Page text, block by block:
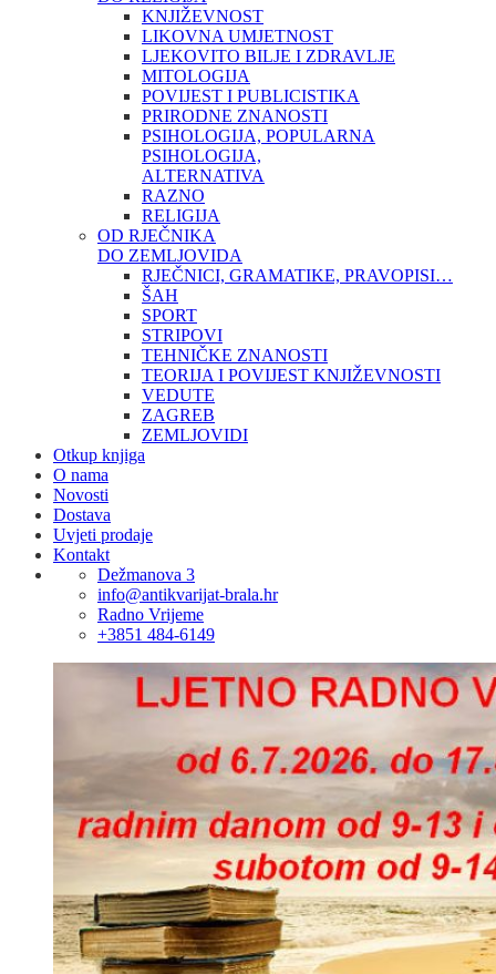
KNJIŽEVNOST
LIKOVNA UMJETNOST
LJEKOVITO BILJE I ZDRAVLJE
MITOLOGIJA
POVIJEST I PUBLICISTIKA
PRIRODNE ZNANOSTI
PSIHOLOGIJA, POPULARNA
PSIHOLOGIJA,
ALTERNATIVA
RAZNO
RELIGIJA
OD RJEČNIKA
DO ZEMLJOVIDA
RJEČNICI, GRAMATIKE, PRAVOPISI…
ŠAH
SPORT
STRIPOVI
TEHNIČKE ZNANOSTI
TEORIJA I POVIJEST KNJIŽEVNOSTI
VEDUTE
ZAGREB
ZEMLJOVIDI
Otkup knjiga
O nama
Novosti
Dostava
Uvjeti prodaje
Kontakt
Dežmanova 3
info@antikvarijat-brala.hr
Radno Vrijeme
+3851 484-6149